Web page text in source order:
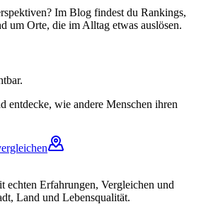
Im Blog findest du Rankings,
um Orte, die im Alltag etwas auslösen.
entdecke, wie andere Menschen ihren
echten Erfahrungen, Vergleichen und
Land und Lebensqualität.